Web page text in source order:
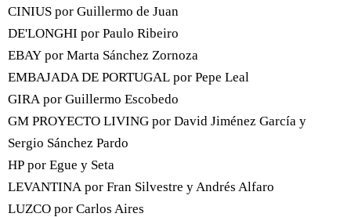
CINIUS por Guillermo de Juan
DE'LONGHI por Paulo Ribeiro
EBAY por Marta Sánchez Zornoza
EMBAJADA DE PORTUGAL por Pepe Leal
GIRA por Guillermo Escobedo
GM PROYECTO LIVING por David Jiménez García y
Sergio Sánchez Pardo
HP por Egue y Seta
LEVANTINA por Fran Silvestre y Andrés Alfaro
LUZCO por Carlos Aires